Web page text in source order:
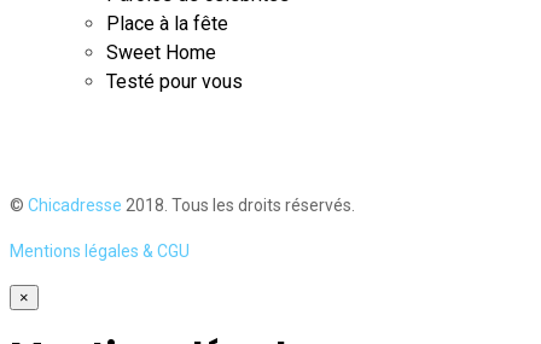
Place à la fête
Sweet Home
Testé pour vous
© Chicadresse 2018. Tous les droits réservés.
Mentions légales & CGU
×